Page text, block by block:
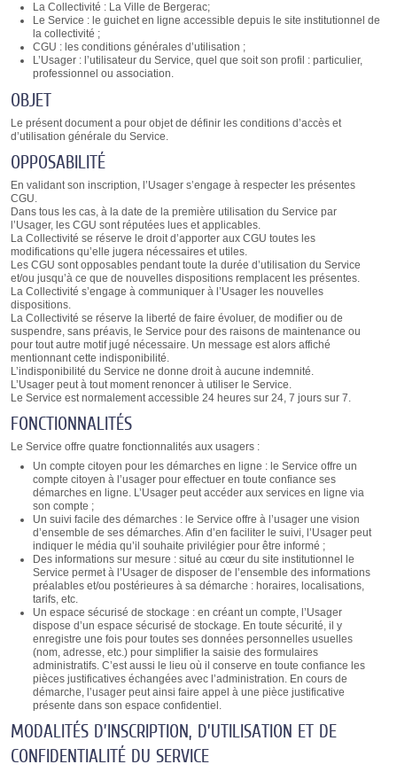
La Collectivité : La Ville de Bergerac;
Le Service : le guichet en ligne accessible depuis le site institutionnel de
la collectivité ;
CGU : les conditions générales d’utilisation ;
L’Usager : l’utilisateur du Service, quel que soit son profil : particulier,
professionnel ou association.
OBJET
Le présent document a pour objet de définir les conditions d’accès et
d’utilisation générale du Service.
OPPOSABILITÉ
En validant son inscription, l’Usager s’engage à respecter les présentes
CGU.
Dans tous les cas, à la date de la première utilisation du Service par
l’Usager, les CGU sont réputées lues et applicables.
La Collectivité se réserve le droit d’apporter aux CGU toutes les
modifications qu’elle jugera nécessaires et utiles.
Les CGU sont opposables pendant toute la durée d’utilisation du Service
et/ou jusqu’à ce que de nouvelles dispositions remplacent les présentes.
La Collectivité s’engage à communiquer à l’Usager les nouvelles
dispositions.
La Collectivité se réserve la liberté de faire évoluer, de modifier ou de
suspendre, sans préavis, le Service pour des raisons de maintenance ou
pour tout autre motif jugé nécessaire. Un message est alors affiché
mentionnant cette indisponibilité.
L’indisponibilité du Service ne donne droit à aucune indemnité.
L’Usager peut à tout moment renoncer à utiliser le Service.
Le Service est normalement accessible 24 heures sur 24, 7 jours sur 7.
FONCTIONNALITÉS
Le Service offre quatre fonctionnalités aux usagers :
Un compte citoyen pour les démarches en ligne : le Service offre un
compte citoyen à l’usager pour effectuer en toute confiance ses
démarches en ligne. L’Usager peut accéder aux services en ligne via
son compte ;
Un suivi facile des démarches : le Service offre à l’usager une vision
d’ensemble de ses démarches. Afin d’en faciliter le suivi, l’Usager peut
indiquer le média qu’il souhaite privilégier pour être informé ;
Des informations sur mesure : situé au cœur du site institutionnel le
Service permet à l’Usager de disposer de l’ensemble des informations
préalables et/ou postérieures à sa démarche : horaires, localisations,
tarifs, etc.
Un espace sécurisé de stockage : en créant un compte, l’Usager
dispose d’un espace sécurisé de stockage. En toute sécurité, il y
enregistre une fois pour toutes ses données personnelles usuelles
(nom, adresse, etc.) pour simplifier la saisie des formulaires
administratifs. C’est aussi le lieu où il conserve en toute confiance les
pièces justificatives échangées avec l’administration. En cours de
démarche, l’usager peut ainsi faire appel à une pièce justificative
présente dans son espace confidentiel.
MODALITÉS D’INSCRIPTION, D’UTILISATION ET DE
CONFIDENTIALITÉ DU SERVICE